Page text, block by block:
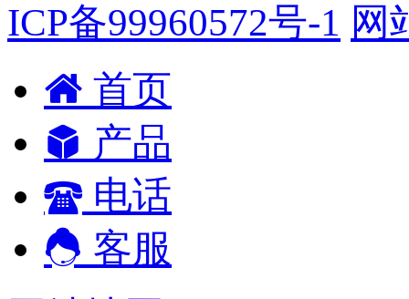
ICP备99960572号-1 网
首页
产品
电话
客服